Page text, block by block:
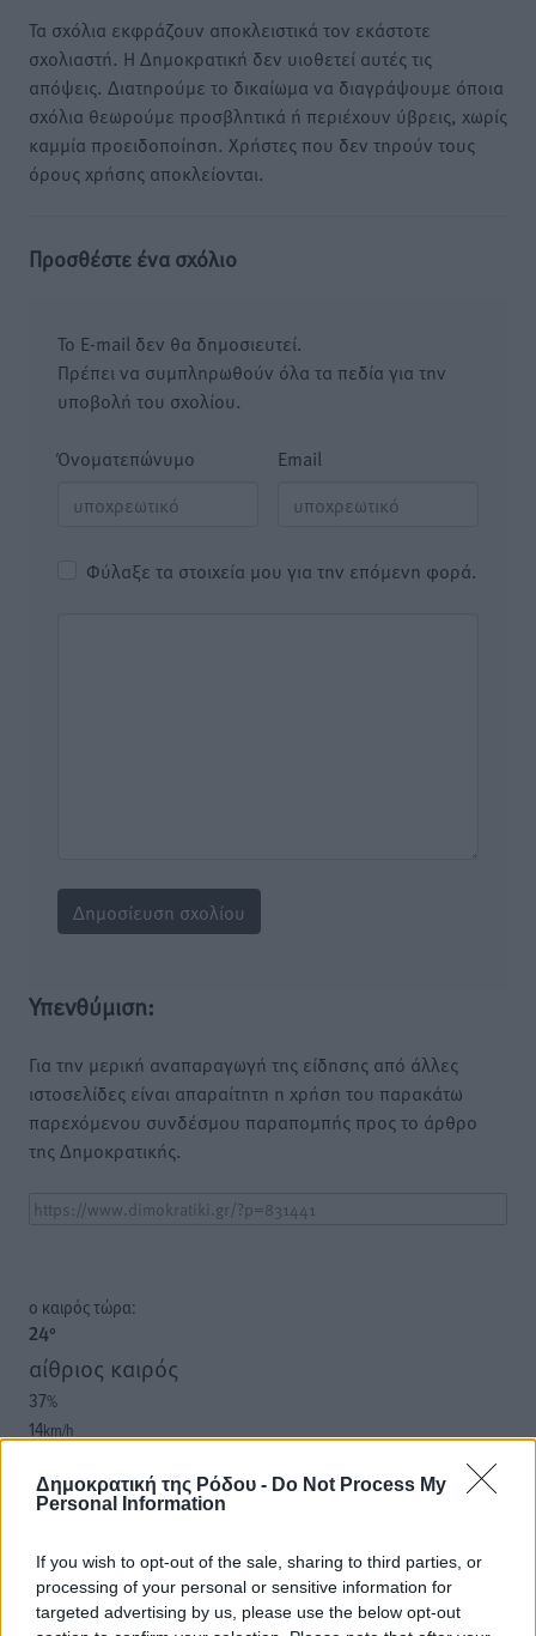
Δημοκρατική της Ρόδου - Do Not Process My
Personal Information
If you wish to opt-out of the sale, sharing to third parties, or
processing of your personal or sensitive information for
targeted advertising by us, please use the below opt-out
Τα σχόλια εκφράζουν αποκλειστικά τον εκάστοτε
σχολιαστή. Η Δημοκρατική δεν υιοθετεί αυτές τις
απόψεις. Διατηρούμε το δικαίωμα να διαγράψουμε όποια
σχόλια θεωρούμε προσβλητικά ή περιέχουν ύβρεις, χωρίς
καμμία προειδοποίηση. Χρήστες που δεν τηρούν τους
όρους χρήσης αποκλείονται.
Προσθέστε ένα σχόλιο
Το E-mail δεν θα δημοσιευτεί.
Πρέπει να συμπληρωθούν όλα τα πεδία για την
υποβολή του σχολίου.
Όνοματεπώνυμο Email
Φύλαξε τα στοιχεία μου για την επόμενη φορά.
Υπενθύμιση:
Για την μερική αναπαραγωγή της είδησης από άλλες
ιστοσελίδες είναι απαραίτητη η χρήση του παρακάτω
παρεχόμενου συνδέσμου παραπομπής προς το άρθρο
της Δημοκρατικής.
o καιρός τώρα:
24°
αίθριος καιρός
37%
14km/h
24°/26°
06:18
πρόγνωση:
31
ΣΑ